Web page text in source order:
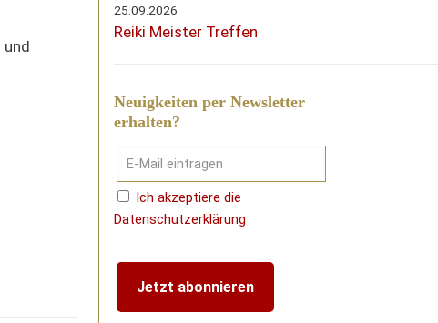
25.09.2026
Reiki Meister Treffen
Neuigkeiten per Newsletter
erhalten?
Ich akzeptiere die
Datenschutzerklärung